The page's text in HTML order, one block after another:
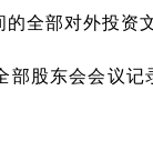
全部对外投资
股东会会议